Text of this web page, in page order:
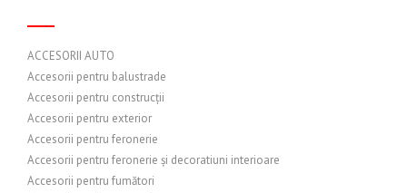
ACCESORII AUTO
Accesorii pentru balustrade
Accesorii pentru construcții
Accesorii pentru exterior
Accesorii pentru feronerie
Accesorii pentru feronerie și decoratiuni interioare
Accesorii pentru fumători